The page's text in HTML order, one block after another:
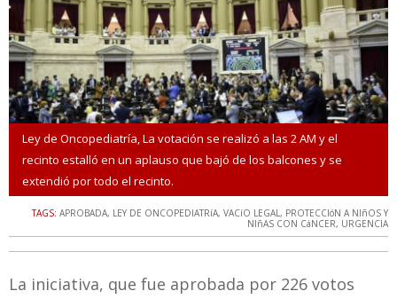
Ley de Oncopediatría, La votación se realizó a las 2 AM y el
recinto estalló en un aplauso que bajó de los balcones y se
extendió por todo el recinto.
TAGS: APROBADA, LEY DE ONCOPEDIATRíA, VACíO LEGAL, PROTECCIóN A NIñOS Y
NIñAS CON CáNCER, URGENCIA
La iniciativa, que fue aprobada por 226 votos